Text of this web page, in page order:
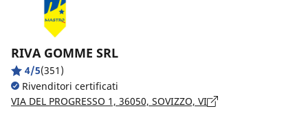
RIVA GOMME SRL
4/5(351)
Rivenditori certificati
VIA DEL PROGRESSO 1, 36050, SOVIZZO, VI